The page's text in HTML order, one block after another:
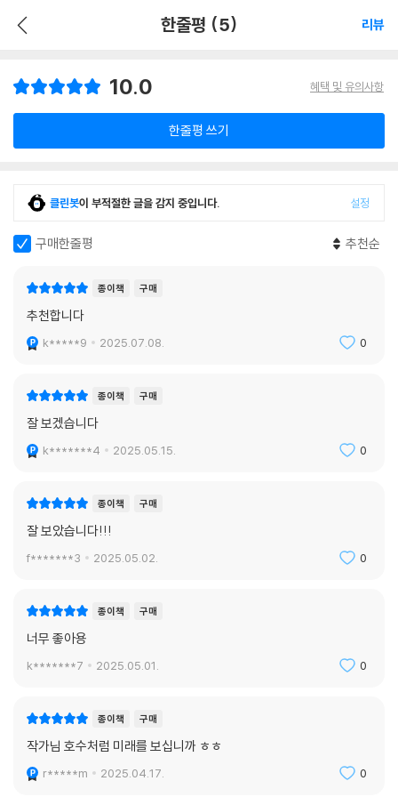
한줄평 (5) 리뷰
10.0 혜택 및 유의사항
한줄평 쓰기
클린봇이 부적절한 글을 감지 중입니다. 설정
구매한줄평 추천순
종이책 구매
추천합니다
k*****9 2025.07.08. 0
종이책 구매
잘 보겠습니다
k*******4 2025.05.15. 0
종이책 구매
잘 보았습니다!!!
f*******3 2025.05.02. 0
종이책 구매
너무 좋아용
k*******7 2025.05.01. 0
종이책 구매
작가님 호수처럼 미래를 보십니까 ㅎㅎ
r*****m 2025.04.17. 0